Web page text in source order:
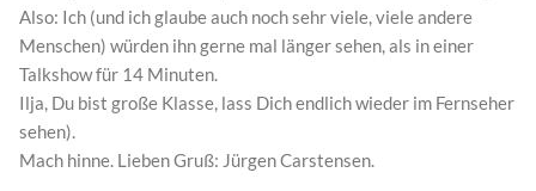
Also: Ich (und ich glaube auch noch sehr viele, viele andere
Menschen) würden ihn gerne mal länger sehen, als in einer
Talkshow für 14 Minuten.
Ilja, Du bist große Klasse, lass Dich endlich wieder im Fernseher
sehen).
Mach hinne. Lieben Gruß: Jürgen Carstensen.